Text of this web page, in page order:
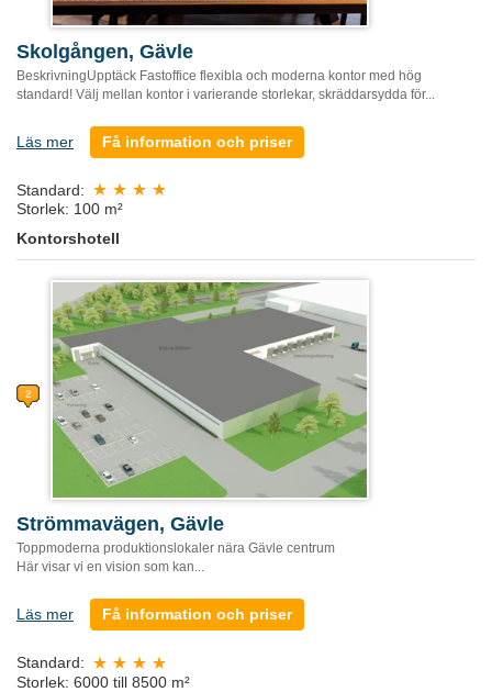
Skolgången, Gävle
BeskrivningUpptäck Fastoffice flexibla och moderna kontor med hög
standard! Välj mellan kontor i varierande storlekar, skräddarsydda för...
Läs mer Få information och priser
Standard:
Storlek: 100 m²
Kontorshotell
Strömmavägen, Gävle
Toppmoderna produktionslokaler nära Gävle centrum
Här visar vi en vision som kan...
Läs mer Få information och priser
Standard:
Storlek: 6000 till 8500 m²